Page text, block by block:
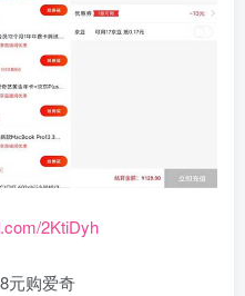
2KtiDyh